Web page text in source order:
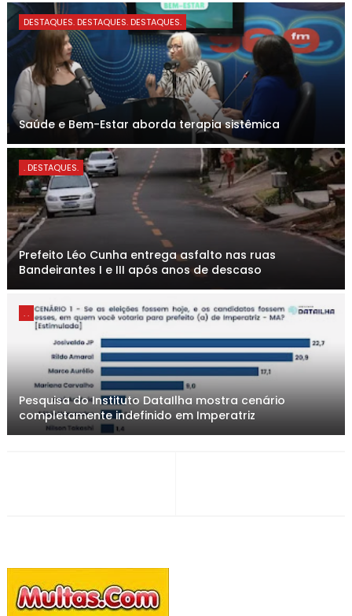
DESTAQUES. DESTAQUES. DESTAQUES.
Saúde e Bem-Estar aborda terapia sistêmica
. DESTAQUES.
Prefeito Léo Cunha entrega asfalto nas ruas
Bandeirantes I e III após anos de descaso
. .
Pesquisa do Instituto DataIlha mostra cenário
completamente indefinido em Imperatriz